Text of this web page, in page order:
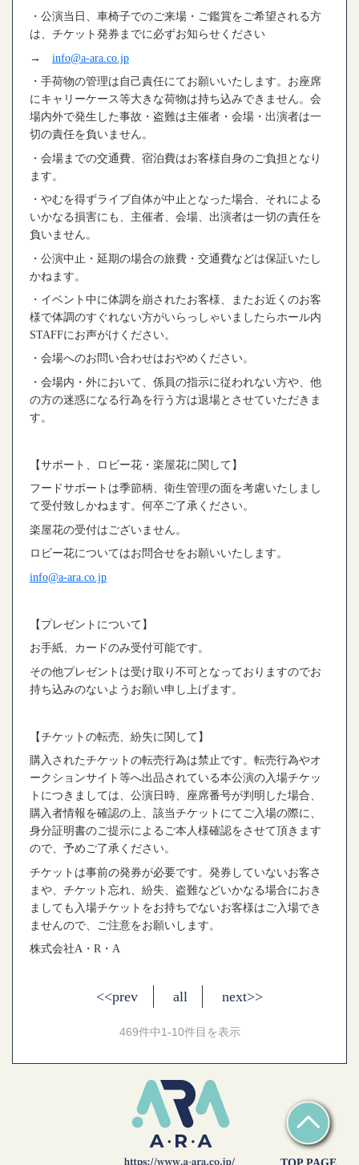
・公演当日、車椅子でのご来場・ご鑑賞をご希望される方
は、チケット発券までに必ずお知らせください
→
info@a-ara.co.jp
・手荷物の管理は自己責任にてお願いいたします。お座席
にキャリーケース等大きな荷物は持ち込みできません。会
場内外で発生した事故・盗難は主催者・会場・出演者は一
切の責任を負いません。
・会場までの交通費、宿泊費はお客様自身のご負担となり
ます。
・やむを得ずライブ自体が中止となった場合、それによる
いかなる損害にも、主催者、会場、出演者は一切の責任を
負いません。
・公演中止・延期の場合の旅費・交通費などは保証いたし
かねます。
・イベント中に体調を崩されたお客様、またお近くのお客
様で体調のすぐれない方がいらっしゃいましたらホール内
STAFFにお声がけください。
・会場へのお問い合わせはおやめください。
・会場内・外において、係員の指示に従われない方や、他
の方の迷惑になる行為を行う方は退場とさせていただきま
す。
【サポート、ロビー花・楽屋花に関して】
フードサポートは季節柄、衛生管理の面を考慮いたしまし
て受付致しかねます。何卒ご了承ください。
楽屋花の受付はございません。
ロビー花についてはお問合せをお願いいたします。
info@a-ara.co.jp
【プレゼントについて】
お手紙、カードのみ受付可能です。
その他プレゼントは受け取り不可となっておりますのでお
持ち込みのないようお願い申し上げます。
【チケットの転売、紛失に関して】
購入されたチケットの転売行為は禁止です。転売行為やオ
ークションサイト等へ出品されている本公演の入場チケッ
トにつきましては、公演日時、座席番号が判明した場合、
購入者情報を確認の上、該当チケットにてご入場の際に、
身分証明書のご提示によるご本人様確認をさせて頂きます
ので、予めご了承ください。
チケットは事前の発券が必要です。発券していないお客さ
まや、チケット忘れ、紛失、盗難などいかなる場合におき
ましても入場チケットをお持ちでないお客様はご入場でき
ませんので、ご注意をお願いします。
株式会社A・ R・ A
<<prev all next>>
469件中1-10件目を表示